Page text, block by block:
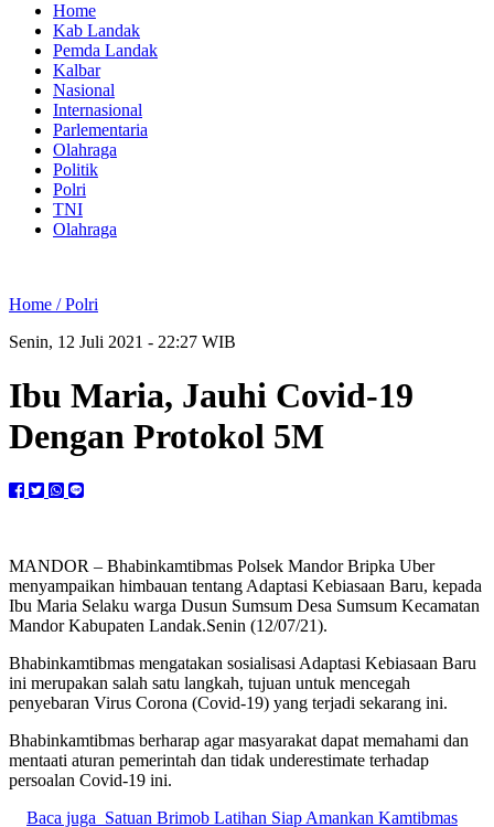
Home
Kab Landak
Pemda Landak
Kalbar
Nasional
Internasional
Parlementaria
Olahraga
Politik
Polri
TNI
Olahraga
Home /Polri
Senin, 12 Juli 2021 - 22:27 WIB
Ibu Maria, Jauhi Covid-19
Dengan Protokol 5M
MANDOR – Bhabinkamtibmas Polsek Mandor Bripka Uber
menyampaikan himbauan tentang Adaptasi Kebiasaan Baru, kepada
Ibu Maria Selaku warga Dusun Sumsum Desa Sumsum Kecamatan
Mandor Kabupaten Landak.Senin (12/07/21).
Bhabinkamtibmas mengatakan sosialisasi Adaptasi Kebiasaan Baru
ini merupakan salah satu langkah, tujuan untuk mencegah
penyebaran Virus Corona (Covid-19) yang terjadi sekarang ini.
Bhabinkamtibmas berharap agar masyarakat dapat memahami dan
mentaati aturan pemerintah dan tidak underestimate terhadap
persoalan Covid-19 ini.
Baca juga Satuan Brimob Latihan Siap Amankan Kamtibmas